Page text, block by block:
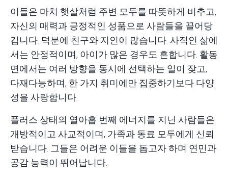
이들은 마치 햇살처럼 주변 모두를 따뜻하게 비추고,
자신의 매력과 긍정적인 성품으로 사람들을 끌어당
깁니다. 덕분에 친구와 지인이 많습니다. 사적인 삶에
서는 안정적이며, 아이가 많은 경우도 흔합니다. 활동
면에서는 여러 방향을 동시에 선택하는 일이 잦고,
다재다능하며, 한 가지 취미에만 집중하기보다 다양
성을 사랑합니다.
플러스 상태의 열아홉 번째 에너지를 지닌 사람들은
개방적이고 사교적이며, 가족과 동료 모두에게 신뢰
받습니다. 그들은 어려운 이들을 돕고자 하며 연민과
공감 능력이 뛰어납니다.